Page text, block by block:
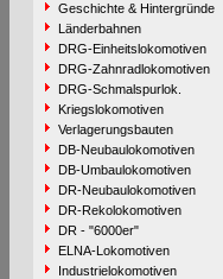
Geschichte & Hintergründe
Länderbahnen
DRG-Einheitslokomotiven
DRG-Zahnradlokomotiven
DRG-Schmalspurlok.
Kriegslokomotiven
Verlagerungsbauten
DB-Neubaulokomotiven
DB-Umbaulokomotiven
DR-Neubaulokomotiven
DR-Rekolokomotiven
DR - "6000er"
ELNA-Lokomotiven
Industrielokomotiven